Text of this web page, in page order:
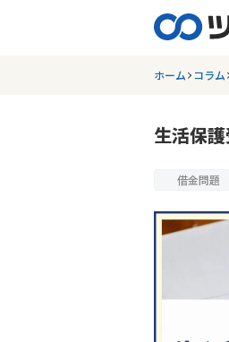
ホーム コラム
生活保
借金問題